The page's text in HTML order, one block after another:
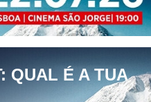
QUAL É A TUA